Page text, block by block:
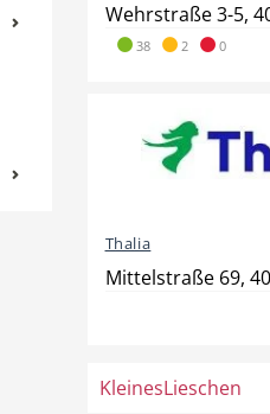
Wehrstraße 3-5,
38 2 0
Thalia
Mittelstraße 69,
KleinesLieschen